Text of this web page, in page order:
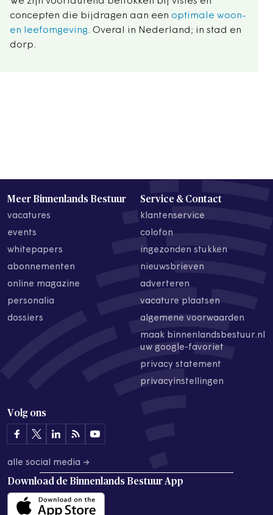
concepten die bijdragen aan een optimale woon-
en leefomgeving. Overal in Nederland; in stad en
dorp.
Meer Binnenlands Bestuur
vacatures
events
whitepapers
abonnementen
online magazine
personalia
dossiers
Service & Contact
klantenservice
colofon
ingezonden stukken
nieuwsbrieven
adverteren
vacature plaatsen
algemene voorwaarden
maak binnenlandsbestuur.nl
uw google-favoriet
privacy statement
privacyinstellingen
Volg ons
alle social media →
Download de Binnenlands Bestuur App